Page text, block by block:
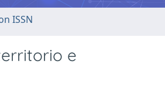
ISSN
e